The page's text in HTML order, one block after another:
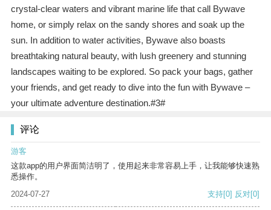
crystal-clear waters and vibrant marine life that call Bywave
home, or simply relax on the sandy shores and soak up the
sun. In addition to water activities, Bywave also boasts
breathtaking natural beauty, with lush greenery and stunning
landscapes waiting to be explored. So pack your bags, gather
your friends, and get ready to dive into the fun with Bywave –
your ultimate adventure destination.#3#
评论
游客
这款app的用户界面简洁明了，使用起来非常容易上手，让我能够快速熟
悉操作。
2024-07-27
支持[0] 反对[0]